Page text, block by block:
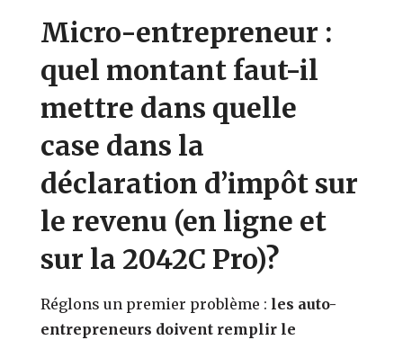
Micro-entrepreneur :
quel montant faut-il
mettre dans quelle
case dans la
déclaration d’impôt sur
le revenu (en ligne et
sur la 2042C Pro)?
Réglons un premier problème : les auto-
entrepreneurs doivent remplir le